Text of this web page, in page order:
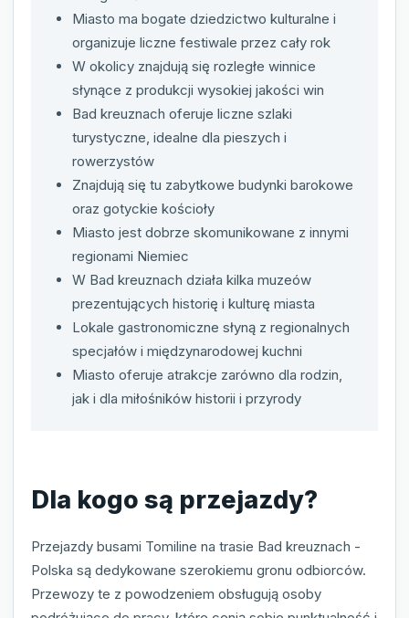
Miasto ma bogate dziedzictwo kulturalne i
organizuje liczne festiwale przez cały rok
W okolicy znajdują się rozległe winnice
słynące z produkcji wysokiej jakości win
Bad kreuznach oferuje liczne szlaki
turystyczne, idealne dla pieszych i
rowerzystów
Znajdują się tu zabytkowe budynki barokowe
oraz gotyckie kościoły
Miasto jest dobrze skomunikowane z innymi
regionami Niemiec
W Bad kreuznach działa kilka muzeów
prezentujących historię i kulturę miasta
Lokale gastronomiczne słyną z regionalnych
specjałów i międzynarodowej kuchni
Miasto oferuje atrakcje zarówno dla rodzin,
jak i dla miłośników historii i przyrody
Dla kogo są przejazdy?
Przejazdy busami Tomiline na trasie Bad kreuznach -
Polska są dedykowane szerokiemu gronu odbiorców.
Przewozy te z powodzeniem obsługują osoby